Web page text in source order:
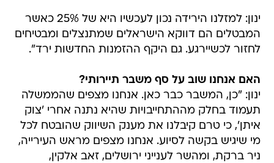
לחזור לכשיירגע. גם היקף ההזמנות החדשות ירד".
האם אנחנו שוב על סף משבר תיירותי?
תעמוד בחלק מההתחייבויות שהיא נתנה אחרי 'צוק
איתן', כי טרם קיבלנו את מענק השיווק שהובטח לכל
מי שיגיש בקשה לסיוע. אנחנו מצפים מראש העירייה,
ניר ברקת, ומהשר לענייני ירושלים, זאב אלקין,
שיפסיקו לכנס פורומים, כנסים ומסיבות עיתונאים
ולעסוק בשיווק, ובמקום זאת שיתחילו באמת לעזור